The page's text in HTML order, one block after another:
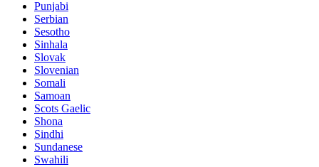
Punjabi
Serbian
Sesotho
Sinhala
Slovak
Slovenian
Somali
Samoan
Scots Gaelic
Shona
Sindhi
Sundanese
Swahili